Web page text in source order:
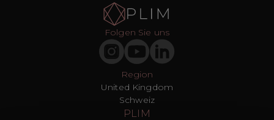
Region
United Kingdom
Schweiz
Folgen Sie uns
PLIM